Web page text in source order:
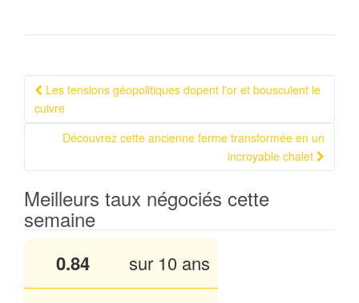
Navigation Article
Les tensions géopolitiques dopent l'or et bousculent le
cuivre
Découvrez cette ancienne ferme transformée en un
incroyable chalet
Meilleurs taux négociés cette
semaine
0.84 sur 10 ans